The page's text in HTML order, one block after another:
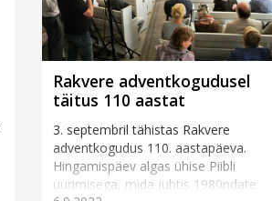
Rakvere adventkogudusel
täitus 110 aastat
3. septembril tähistas Rakvere
adventkogudus 110. aastapäeva.
Hingamispäev algas ühise Piibli
uurimisega, mida juhtis 1980ndate